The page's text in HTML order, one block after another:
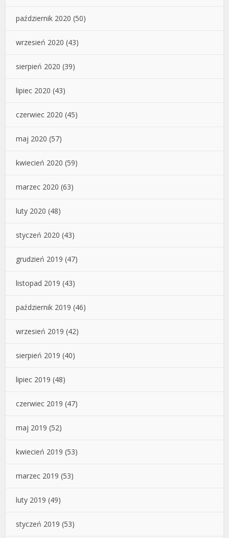
październik 2020 (50)
wrzesień 2020 (43)
sierpień 2020 (39)
lipiec 2020 (43)
czerwiec 2020 (45)
maj 2020 (57)
kwiecień 2020 (59)
marzec 2020 (63)
luty 2020 (48)
styczeń 2020 (43)
grudzień 2019 (47)
listopad 2019 (43)
październik 2019 (46)
wrzesień 2019 (42)
sierpień 2019 (40)
lipiec 2019 (48)
czerwiec 2019 (47)
maj 2019 (52)
kwiecień 2019 (53)
marzec 2019 (53)
luty 2019 (49)
styczeń 2019 (53)